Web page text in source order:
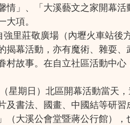
」、「大溪藝文之家開幕
項。
里莊敬廣場（內壢火車站
幕活動，亦有魔術、雜耍
故事。在自立社區活動中
期日）北區開幕活動當天
書法、國畫、中國結等研
大溪公會堂暨蔣公行館）